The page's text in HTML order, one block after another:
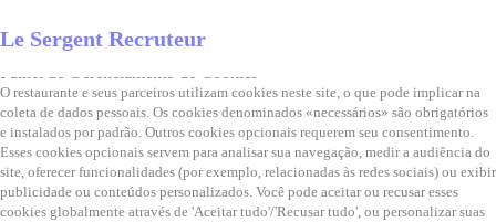
Fechar
O restaurante e seus parceiros utilizam cookies neste site, o que pode implicar na
coleta de dados pessoais. Os cookies denominados «necessários» são obrigatórios
e instalados por padrão. Outros cookies opcionais requerem seu consentimento.
Esses cookies opcionais servem para analisar sua navegação, medir a audiência do
site, oferecer funcionalidades (por exemplo, relacionadas às redes sociais) ou exibir
publicidade ou conteúdos personalizados. Você pode aceitar ou recusar esses
cookies globalmente através de 'Aceitar tudo'/'Recusar tudo', ou personalizar suas
Le Sergent Recruteur